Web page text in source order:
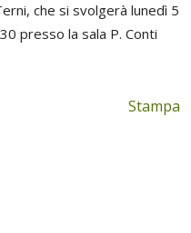
che si svolgerà lunedì 5
presso la sala P. Conti
Stampa